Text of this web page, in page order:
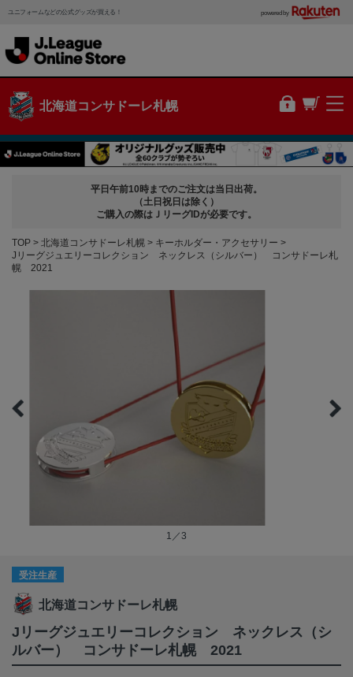
ユニフォームなどの公式グッズが買える！ powered by
北海道コンサドーレ札幌
平日午前10時までのご注文は当日出荷。
（土日祝日は除く）
ご購入の際はＪリーグIDが必要です。
TOP 北海道コンサドーレ札幌
キーホルダー・アクセサリー
Jリーグジュエリーコレクション ネックレス（シルバー） コンサドーレ札
幌 2021
1／3
受注生産
北海道コンサドーレ札幌
Jリーグジュエリーコレクション ネックレス（シ
ルバー） コンサドーレ札幌 2021